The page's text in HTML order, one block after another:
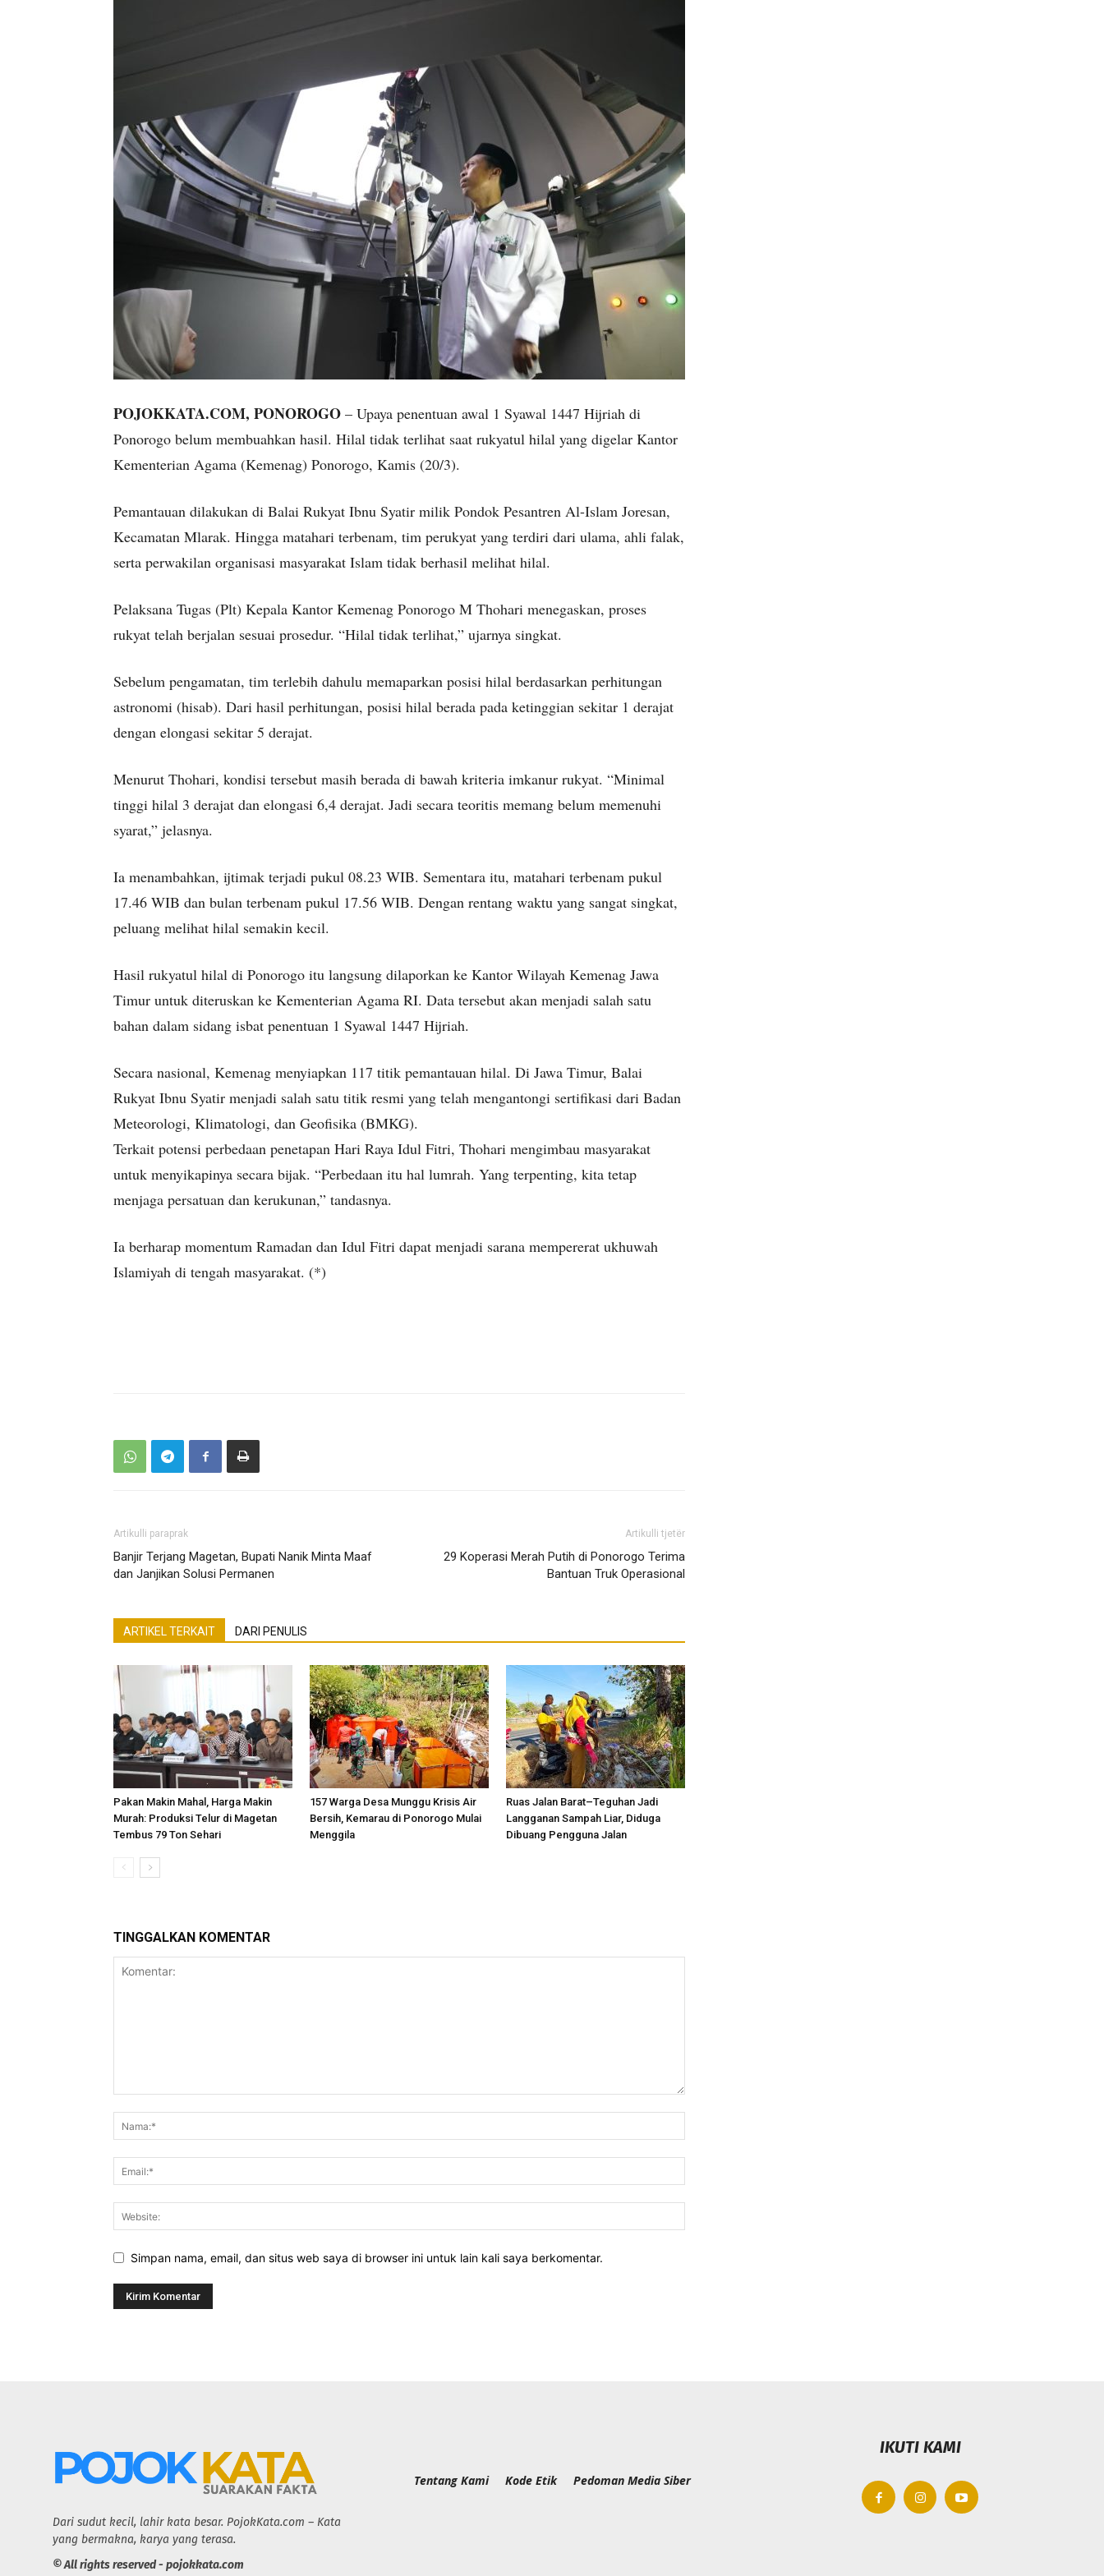
POJOKKATA.COM, PONOROGO – Upaya penentuan awal 1 Syawal 1447 Hijriah di
Ponorogo belum membuahkan hasil. Hilal tidak terlihat saat rukyatul hilal yang digelar Kantor
Kementerian Agama (Kemenag) Ponorogo, Kamis (20/3).
Pemantauan dilakukan di Balai Rukyat Ibnu Syatir milik Pondok Pesantren Al-Islam Joresan,
Kecamatan Mlarak. Hingga matahari terbenam, tim perukyat yang terdiri dari ulama, ahli falak,
serta perwakilan organisasi masyarakat Islam tidak berhasil melihat hilal.
Pelaksana Tugas (Plt) Kepala Kantor Kemenag Ponorogo M Thohari menegaskan, proses
rukyat telah berjalan sesuai prosedur. “Hilal tidak terlihat,” ujarnya singkat.
Sebelum pengamatan, tim terlebih dahulu memaparkan posisi hilal berdasarkan perhitungan
astronomi (hisab). Dari hasil perhitungan, posisi hilal berada pada ketinggian sekitar 1 derajat
dengan elongasi sekitar 5 derajat.
Menurut Thohari, kondisi tersebut masih berada di bawah kriteria imkanur rukyat. “Minimal
tinggi hilal 3 derajat dan elongasi 6,4 derajat. Jadi secara teoritis memang belum memenuhi
syarat,” jelasnya.
Ia menambahkan, ijtimak terjadi pukul 08.23 WIB. Sementara itu, matahari terbenam pukul
17.46 WIB dan bulan terbenam pukul 17.56 WIB. Dengan rentang waktu yang sangat singkat,
peluang melihat hilal semakin kecil.
Hasil rukyatul hilal di Ponorogo itu langsung dilaporkan ke Kantor Wilayah Kemenag Jawa
Timur untuk diteruskan ke Kementerian Agama RI. Data tersebut akan menjadi salah satu
bahan dalam sidang isbat penentuan 1 Syawal 1447 Hijriah.
Secara nasional, Kemenag menyiapkan 117 titik pemantauan hilal. Di Jawa Timur, Balai
Rukyat Ibnu Syatir menjadi salah satu titik resmi yang telah mengantongi sertifikasi dari Badan
Meteorologi, Klimatologi, dan Geofisika (BMKG).
Terkait potensi perbedaan penetapan Hari Raya Idul Fitri, Thohari mengimbau masyarakat
untuk menyikapinya secara bijak. “Perbedaan itu hal lumrah. Yang terpenting, kita tetap
menjaga persatuan dan kerukunan,” tandasnya.
Ia berharap momentum Ramadan dan Idul Fitri dapat menjadi sarana mempererat ukhuwah
Islamiyah di tengah masyarakat. (*)
Artikulli paraprak
Banjir Terjang Magetan, Bupati Nanik Minta Maaf
dan Janjikan Solusi Permanen
Artikulli tjetër
29 Koperasi Merah Putih di Ponorogo Terima
Bantuan Truk Operasional
ARTIKEL TERKAIT DARI PENULIS
Pakan Makin Mahal, Harga Makin
Murah: Produksi Telur di Magetan
Tembus 79 Ton Sehari
157 Warga Desa Munggu Krisis Air
Bersih, Kemarau di Ponorogo Mulai
Menggila
Ruas Jalan Barat–Teguhan Jadi
Langganan Sampah Liar, Diduga
Dibuang Pengguna Jalan
TINGGALKAN KOMENTAR
Simpan nama, email, dan situs web saya di browser ini untuk lain kali saya berkomentar.
Dari sudut kecil, lahir kata besar. PojokKata.com – Kata
yang bermakna, karya yang terasa.
© All rights reserved - pojokkata.com
Tentang Kami Kode Etik Pedoman Media Siber
IKUTI KAMI